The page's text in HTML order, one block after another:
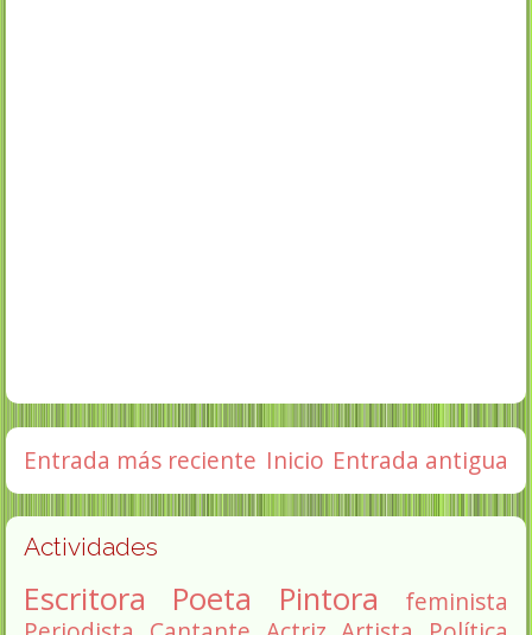
Entrada más reciente Entrada antigua
Inicio
Actividades
Escritora Poeta Pintora
feminista